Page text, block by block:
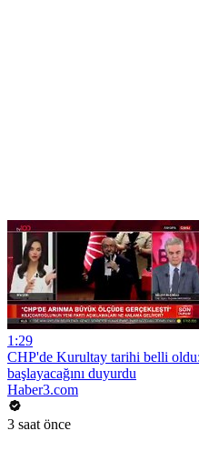
1:29
CHP'de Kurultay tarihi belli
başlayacağını duyurdu
Haber3.com
3 saat önce